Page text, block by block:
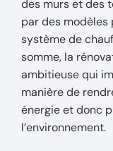
des murs et des
par des modèles
système de
somme, la
ambitieuse qui
manière de
énergie et donc
l’environnement.